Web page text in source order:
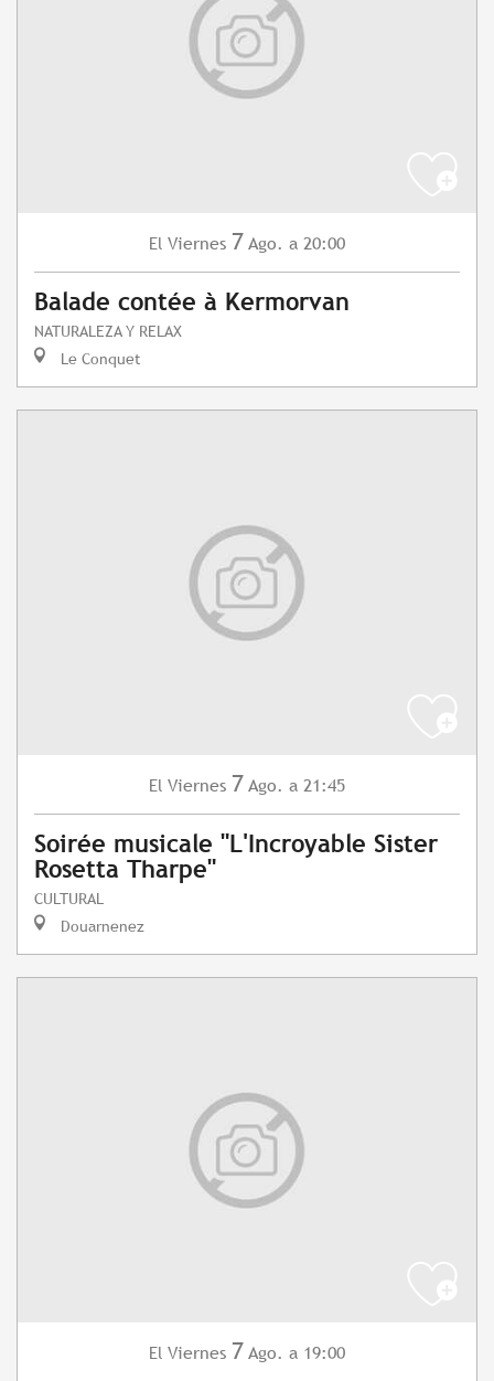
El Viernes 7 Ago. a 20:00
Balade contée à Kermorvan
NATURALEZA Y RELAX
Le Conquet
El Viernes 7 Ago. a 21:45
Soirée musicale "L'Incroyable Sister
Rosetta Tharpe"
CULTURAL
Douarnenez
El Viernes 7 Ago. a 19:00